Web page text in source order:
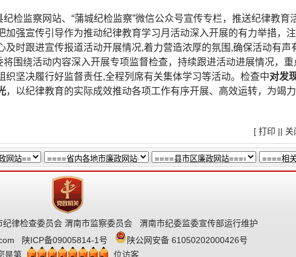
纪检监察网站、“蒲城纪检监察”微信公众号宣传专栏，推送纪律教育
强宣传引导作为推动纪律教育学习月活动深入开展的有力举措，
时跟进宣传报道活动开展情况,着力营造浓厚的氛围,确保活动有声
将围绕活动内容深入开展专项监督检查，持续跟进活动进展情况，
坚决履行好监督责任,全程列席有关集体学习等活动。检查中对发
，以纪律教育的实际成效推动各项工作有序开展、高效运转，为竭力
[ 打印 || 关
律检查委员会 渭南市监察委员会 渭南市纪委监委宣传部运行维护
陕ICP备09005814-1号
陕公网安备 61050202000426号
是第
位访客